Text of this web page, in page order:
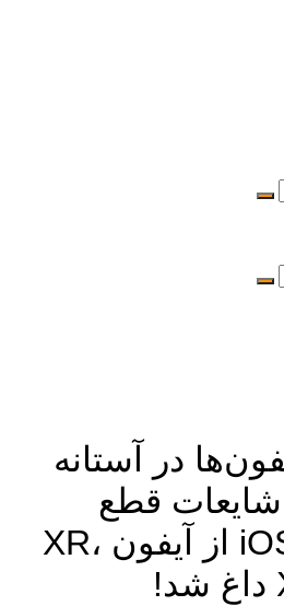
در آستانه
قطع
پشتیبانی iOS 19 از آیفون XR،